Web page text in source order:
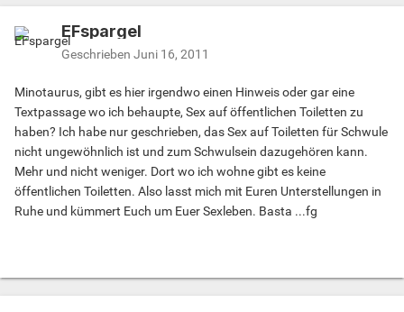
EFspargel
Geschrieben Juni 16, 2011
Minotaurus, gibt es hier irgendwo einen Hinweis oder gar eine
Textpassage wo ich behaupte, Sex auf öffentlichen Toiletten zu
haben? Ich habe nur geschrieben, das Sex auf Toiletten für Schwule
nicht ungewöhnlich ist und zum Schwulsein dazugehören kann.
Mehr und nicht weniger. Dort wo ich wohne gibt es keine
öffentlichen Toiletten. Also lasst mich mit Euren Unterstellungen in
Ruhe und kümmert Euch um Euer Sexleben. Basta ...fg